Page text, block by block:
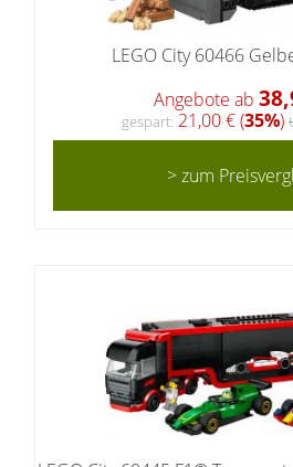
LEGO City 60466
Angebote ab
gespart: 21,00 € (35%)
> zum